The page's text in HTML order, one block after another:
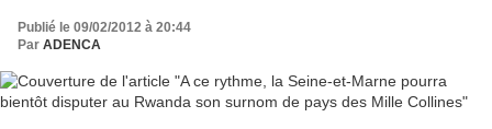
Publié le 09/02/2012 à 20:44
Par ADENCA